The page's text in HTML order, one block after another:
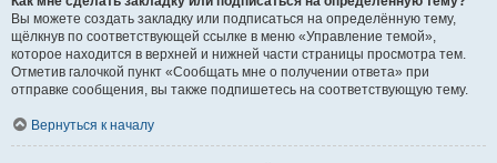
Вы можете создать закладку или подписаться на определённую тему,
щёлкнув по соответствующей ссылке в меню «Управление темой»,
которое находится в верхней и нижней части страницы просмотра тем.
Отметив галочкой пункт «Сообщать мне о получении ответа» при
отправке сообщения, вы также подпишетесь на соответствующую тему.
Вернуться к началу